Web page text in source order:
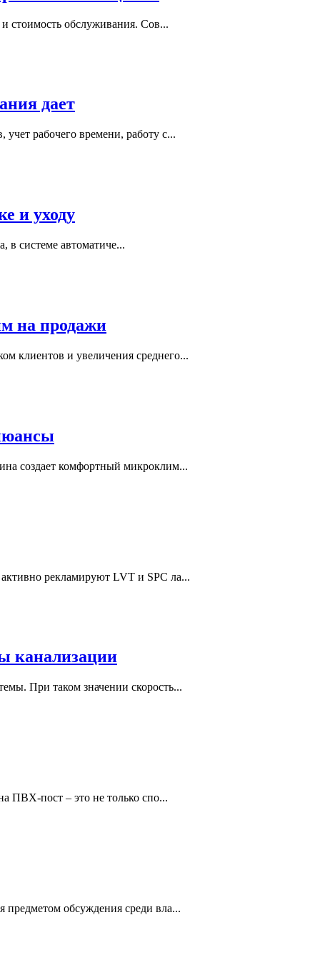
стоимость обслуживания. Сов...
дает
рабочего времени, работу с...
и уходу
в системе автоматиче...
на продажи
клиентов и увеличения среднего...
создает комфортный микроклим...
рекламируют LVT и SPC ла...
канализации
При таком значении скорость...
ПВХ-пост – это не только спо...
предметом обсуждения среди вла...